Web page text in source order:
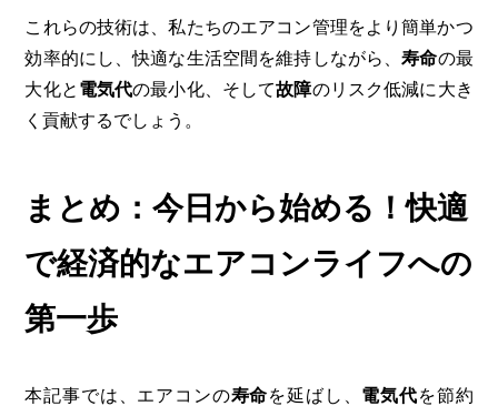
これらの技術は、私たちのエアコン管理をより簡単かつ
効率的にし、快適な生活空間を維持しながら、寿命の最
大化と 電気代の最小化、そして故障のリスク低減に大き
く貢献するでしょう。
まとめ：今日から始める！快適
で経済的なエアコンライフへの
第一歩
本記事では、エアコンの寿命を延ばし、 電気代を節約